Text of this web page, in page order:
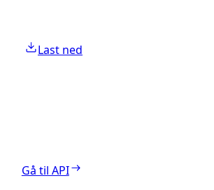
Last ned
Gå til API